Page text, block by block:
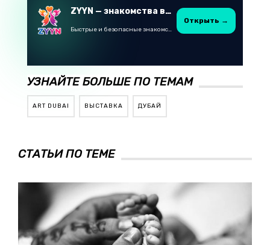
ZYYN — знакомства в Казахстане
Быстрые и безопасные знакомства в Telegram
Открыть →
УЗНАЙТЕ БОЛЬШЕ ПО ТЕМАМ
ART DUBAI ВЫСТАВКА ДУБАЙ
СТАТЬИ ПО ТЕМЕ